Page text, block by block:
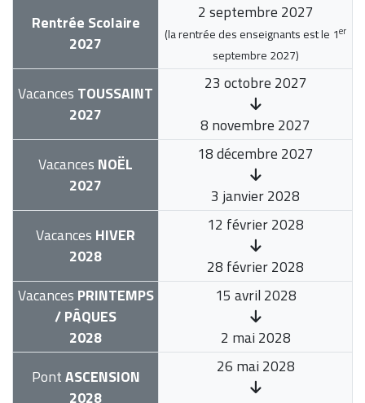
Rentrée Scolaire
2027
2 septembre 2027
(la rentrée des enseignants est le 1er
septembre 2027)
Vacances TOUSSAINT
2027
23 octobre 2027
8 novembre 2027
Vacances NOËL
2027
18 décembre 2027
3 janvier 2028
Vacances HIVER
2028
12 février 2028
28 février 2028
Vacances PRINTEMPS
/ PÂQUES
2028
15 avril 2028
2 mai 2028
PontASCENSION
2028
26 mai 2028